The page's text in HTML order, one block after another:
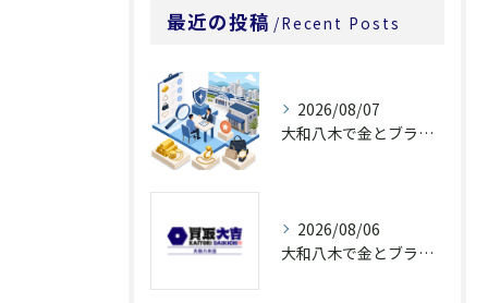
最近の投稿 Recent Posts
2026/08/07
大和八木で金とブランド品買取を相談する前に
2026/08/06
大和八木で金とブランド品を高価買取へ近づける査定前整理